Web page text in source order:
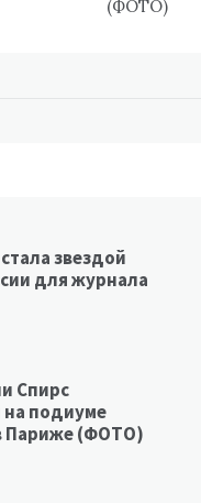
(ФОТО)
звездой
для журнала
Спирс
подиуме
Париже (ФОТО)